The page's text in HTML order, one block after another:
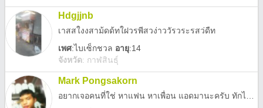
Hdgjjnb
เาสสใงงสาม้ดด้ทใฝวรพีสวง่าววัรวระรสว่ดืท
เพศ:ไบเซ็กชวล อายุ:14
จังหวัด: กาฬสินธุ์
Mark Pongsakorn